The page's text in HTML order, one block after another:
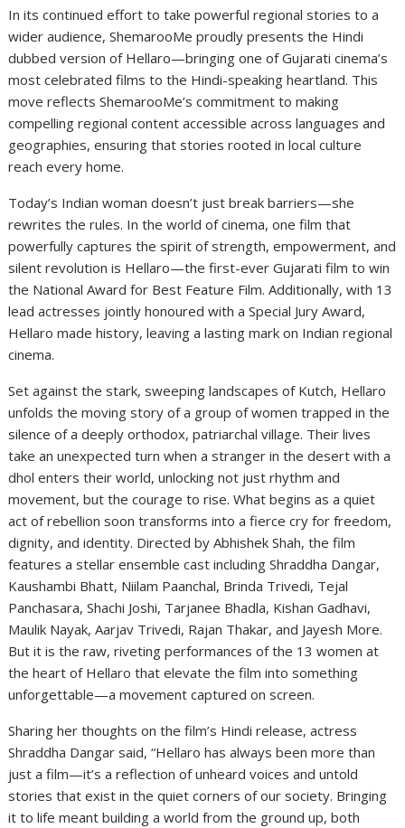
In its continued effort to take powerful regional stories to a
wider audience, ShemarooMe proudly presents the Hindi
dubbed version of Hellaro—bringing one of Gujarati cinema’s
most celebrated films to the Hindi-speaking heartland. This
move reflects ShemarooMe’s commitment to making
compelling regional content accessible across languages and
geographies, ensuring that stories rooted in local culture
reach every home.
Today’s Indian woman doesn’t just break barriers—she
rewrites the rules. In the world of cinema, one film that
powerfully captures the spirit of strength, empowerment, and
silent revolution is Hellaro—the first-ever Gujarati film to win
the National Award for Best Feature Film. Additionally, with 13
lead actresses jointly honoured with a Special Jury Award,
Hellaro made history, leaving a lasting mark on Indian regional
cinema.
Set against the stark, sweeping landscapes of Kutch, Hellaro
unfolds the moving story of a group of women trapped in the
silence of a deeply orthodox, patriarchal village. Their lives
take an unexpected turn when a stranger in the desert with a
dhol enters their world, unlocking not just rhythm and
movement, but the courage to rise. What begins as a quiet
act of rebellion soon transforms into a fierce cry for freedom,
dignity, and identity. Directed by Abhishek Shah, the film
features a stellar ensemble cast including Shraddha Dangar,
Kaushambi Bhatt, Niilam Paanchal, Brinda Trivedi, Tejal
Panchasara, Shachi Joshi, Tarjanee Bhadla, Kishan Gadhavi,
Maulik Nayak, Aarjav Trivedi, Rajan Thakar, and Jayesh More.
But it is the raw, riveting performances of the 13 women at
the heart of Hellaro that elevate the film into something
unforgettable—a movement captured on screen.
Sharing her thoughts on the film’s Hindi release, actress
Shraddha Dangar said, “Hellaro has always been more than
just a film—it’s a reflection of unheard voices and untold
stories that exist in the quiet corners of our society. Bringing
it to life meant building a world from the ground up, both